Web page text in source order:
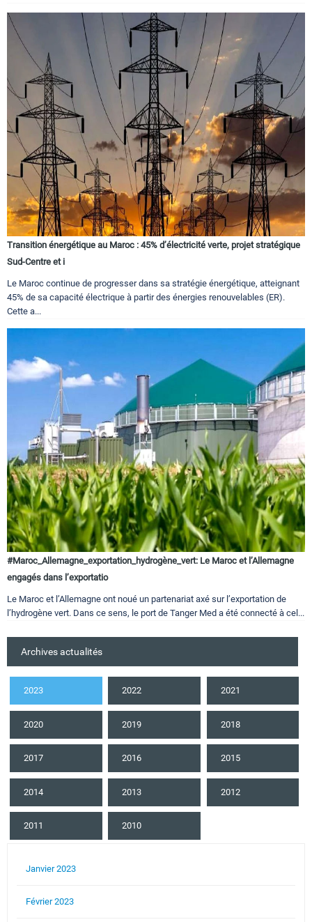
Transition énergétique au Maroc : 45% d’électricité verte, projet stratégique
Sud-Centre et i
Le Maroc continue de progresser dans sa stratégie énergétique, atteignant
45% de sa capacité électrique à partir des énergies renouvelables (ER).
Cette a...
#Maroc_Allemagne_exportation_hydrogène_vert: Le Maroc et l’Allemagne
engagés dans l’exportatio
Le Maroc et l’Allemagne ont noué un partenariat axé sur l’exportation de
l’hydrogène vert. Dans ce sens, le port de Tanger Med a été connecté à cel...
Archives actualités
2023 2022 2021
2020 2019 2018
2017 2016 2015
2014 2013 2012
2011 2010
Janvier 2023
Février 2023